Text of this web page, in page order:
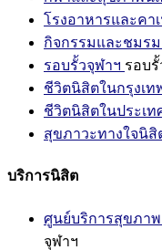
โรงอาหารและคา
กิจกรรมและชมรม
รอบรั้วจุฬาฯ รอบ
ชีวิตนิสิตในกรุงเท
ชีวิตนิสิตในประเท
สุขภาวะทางใจนิสิ
บริการนิสิต
ศูนย์บริการสุขภา
จุฬาฯ